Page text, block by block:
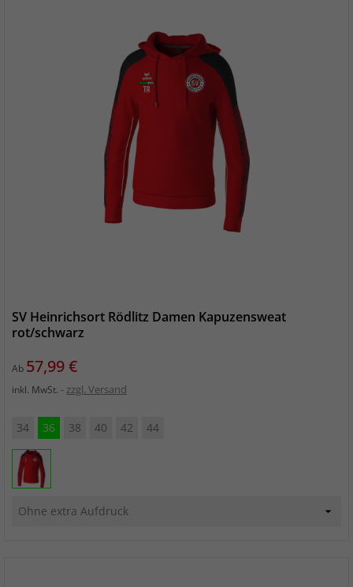
SV Heinrichsort Rödlitz Damen Kapuzensweat
rot/schwarz
Ab Preis
57,99 €
inkl. MwSt. zzgl. Versand
34 36 38 40 42 44